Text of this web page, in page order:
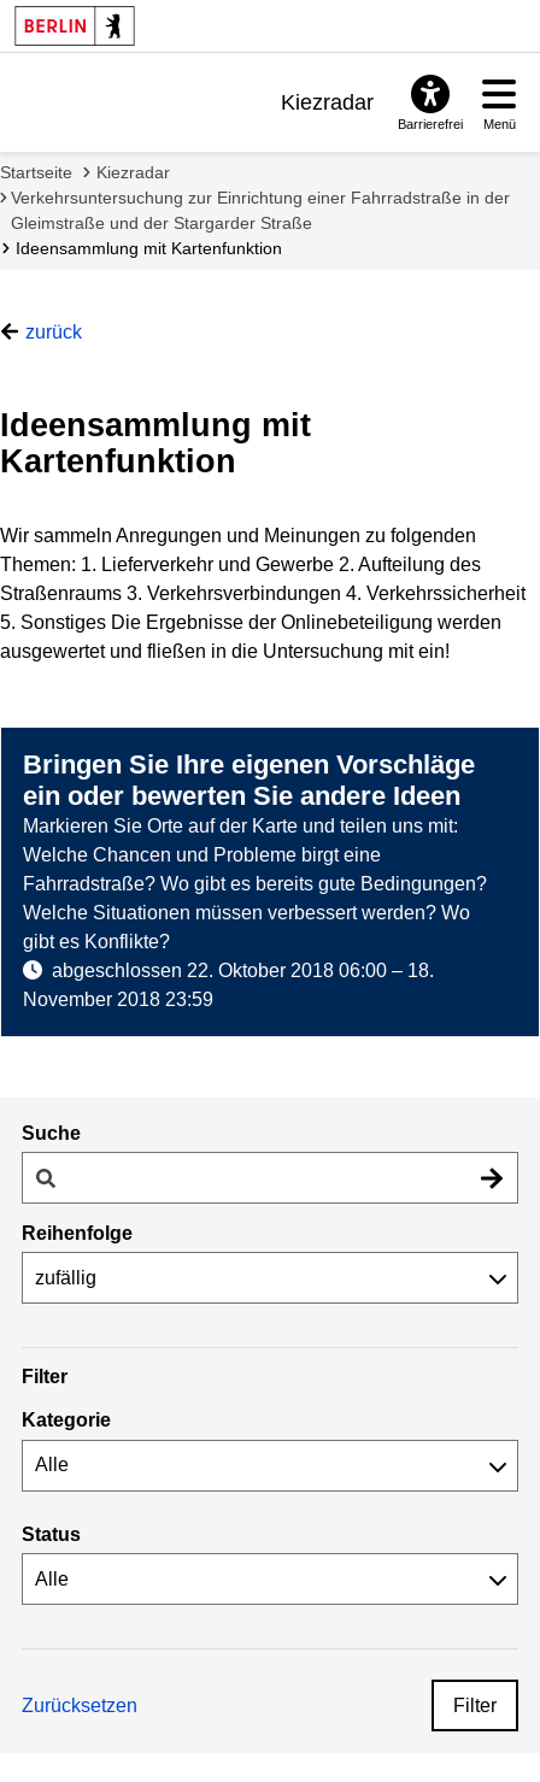
Kiezradar
Barrierefrei Menü
Startseite
Kiezradar
Verkehrsuntersuchung zur Einrichtung einer Fahrradstraße in der
Gleimstraße und der Stargarder Straße
Ideensammlung mit Kartenfunktion
zurück
Ideensammlung mit
Kartenfunktion
Wir sammeln Anregungen und Meinungen zu folgenden
Themen: 1. Lieferverkehr und Gewerbe 2. Aufteilung des
Straßenraums 3. Verkehrsverbindungen 4. Verkehrssicherheit
5. Sonstiges Die Ergebnisse der Onlinebeteiligung werden
ausgewertet und fließen in die Untersuchung mit ein!
Bringen Sie Ihre eigenen Vorschläge
ein oder bewerten Sie andere Ideen
Markieren Sie Orte auf der Karte und teilen uns mit:
Welche Chancen und Probleme birgt eine
Fahrradstraße? Wo gibt es bereits gute Bedingungen?
Welche Situationen müssen verbessert werden? Wo
gibt es Konflikte?
abgeschlossen 22. Oktober 2018 06:00 – 18.
November 2018 23:59
Suche
Reihenfolge
Filter
Kategorie
Status
Zurücksetzen Filter
folgt
eine
Kartendarstellung.
Ende
der
Karte.